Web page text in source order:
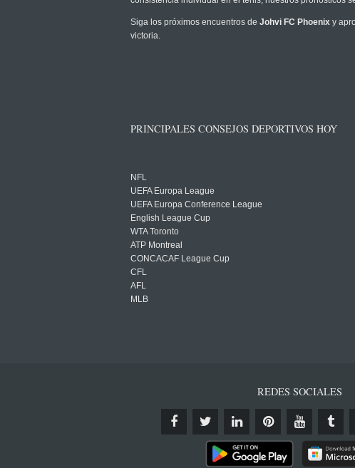
Siga los próximos encuentros de Johvi FC Phoenix y
victoria.
PRINCIPALES CONSEJOS DEPORTIVOS HOY
NFL
UEFA Europa League
UEFA Europa Conference League
English League Cup
WTA Toronto
ATP Montreal
CONCACAF League Cup
CFL
AFL
MLB
REDES SOCIALES